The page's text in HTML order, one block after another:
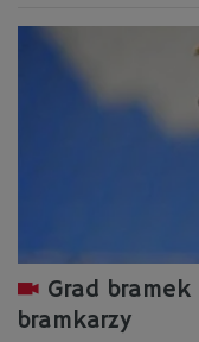
Grad
bramkarzy